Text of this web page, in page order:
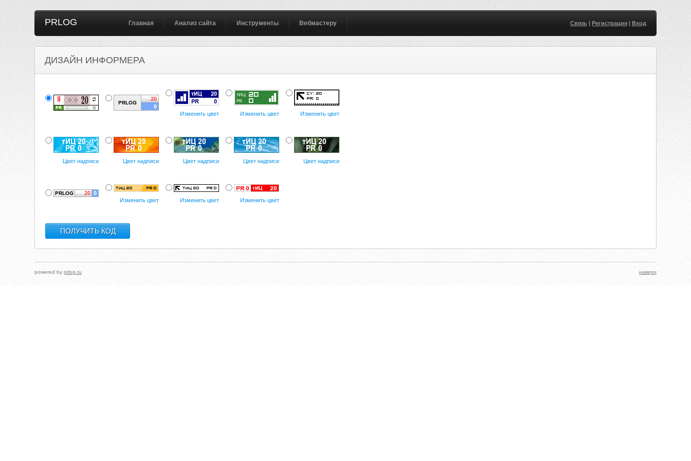
PRLOG Главная Анализ сайта Инструменты Вебмастеру Связь| Регистрация| Вход
ДИЗАЙН ИНФОРМЕРА
Изменить цвет Изменить цвет Изменить цвет
Цвет надписи Цвет надписи Цвет надписи Цвет надписи Цвет надписи
Изменить цвет Изменить цвет Изменить цвет
powered byprlog.ru наверх